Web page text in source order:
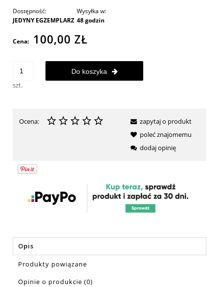
Dostępność:
JEDYNY EGZEMPLARZ
Wysyłka w:
48 godzin
Cena: 100,00 ZŁ
szt.
Do koszyka
Ocena:
zapytaj o produkt
poleć znajomemu
dodaj opinię
Opis
Produkty powiązane
Opinie o produkcie (0)